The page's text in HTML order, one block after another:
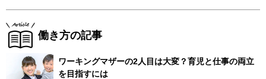
働き方の記事
ワーキングマザーの2人目は大変？育児と仕事の両立
を目指すには